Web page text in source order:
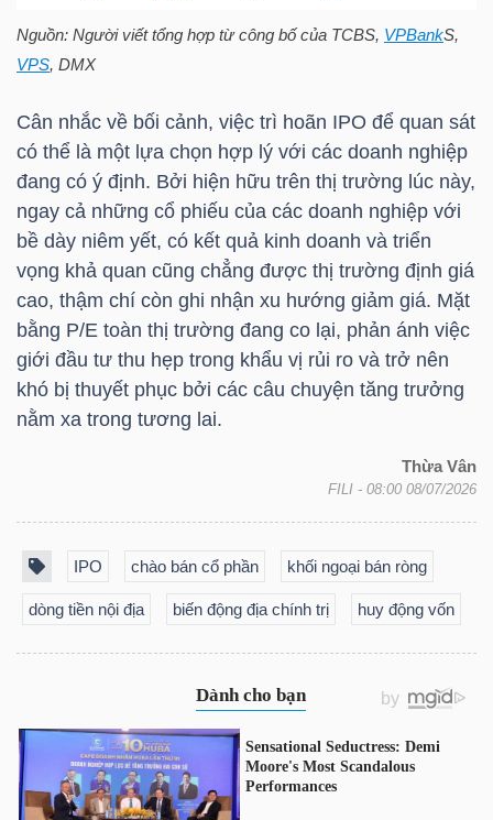
Nguồn: Người viết tổng hợp từ công bố của TCBS, VPBankS,
VPS, DMX
Cân nhắc về bối cảnh, việc trì hoãn IPO để quan sát
có thể là một lựa chọn hợp lý với các doanh nghiệp
đang có ý định. Bởi hiện hữu trên thị trường lúc này,
ngay cả những cổ phiếu của các doanh nghiệp với
bề dày niêm yết, có kết quả kinh doanh và triển
vọng khả quan cũng chẳng được thị trường định giá
cao, thậm chí còn ghi nhận xu hướng giảm giá. Mặt
bằng P/E toàn thị trường đang co lại, phản ánh việc
giới đầu tư thu hẹp trong khẩu vị rủi ro và trở nên
khó bị thuyết phục bởi các câu chuyện tăng trưởng
nằm xa trong tương lai.
Thừa Vân
FILI - 08:00 08/07/2026
IPO chào bán cổ phần khối ngoại bán ròng
dòng tiền nội địa biến động địa chính trị huy động vốn
(-)
cáo
phân
tích
(-)
Thuật
ngữ
(-)
Dịch
tạo
Sách
tài
chính